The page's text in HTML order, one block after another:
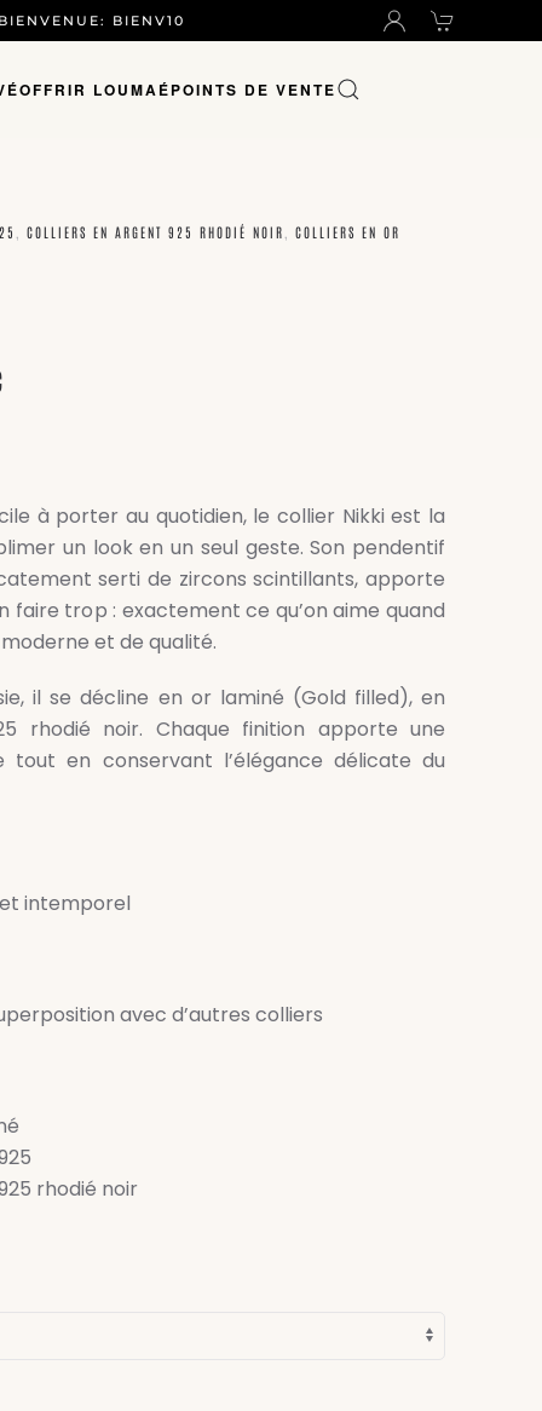
BIENV10
OFFRIR LOUMAÉPOINTS DE VENTE
COLLIERS EN ARGENT 925 RHODIÉ NOIR COLLIERS EN OR
À
83,00 €
à porter au quotidien, le collier Nikki est la
un look en un seul geste. Son pendentif
serti de zircons scintillants, apporte
faire trop : exactement ce qu’on aime quand
et de qualité.
il se décline en or laminé (Gold filled), en
rhodié noir. Chaque finition apporte une
tout en conservant l’élégance délicate du
intemporel
avec d’autres colliers
rhodié noir